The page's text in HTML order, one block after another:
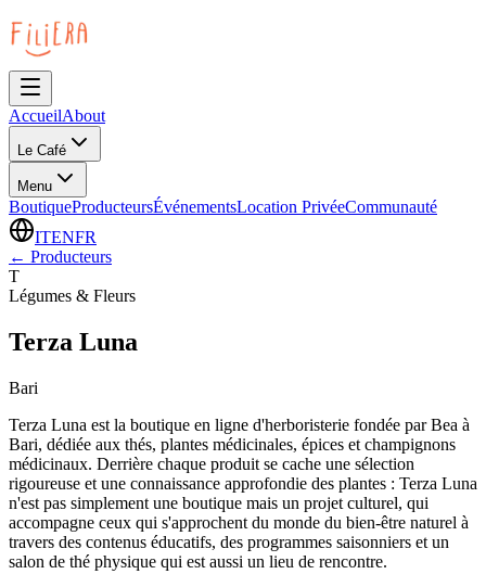
AccueilAbout
Le Café
Menu
BoutiqueProducteursÉvénementsLocation PrivéeCommunauté
ITENFR
← Producteurs
T
Légumes & Fleurs
Terza Luna
Bari
Terza Luna est la boutique en ligne d'herboristerie fondée par Bea à
Bari, dédiée aux thés, plantes médicinales, épices et champignons
médicinaux. Derrière chaque produit se cache une sélection
rigoureuse et une connaissance approfondie des plantes : Terza Luna
n'est pas simplement une boutique mais un projet culturel, qui
accompagne ceux qui s'approchent du monde du bien-être naturel à
travers des contenus éducatifs, des programmes saisonniers et un
salon de thé physique qui est aussi un lieu de rencontre.